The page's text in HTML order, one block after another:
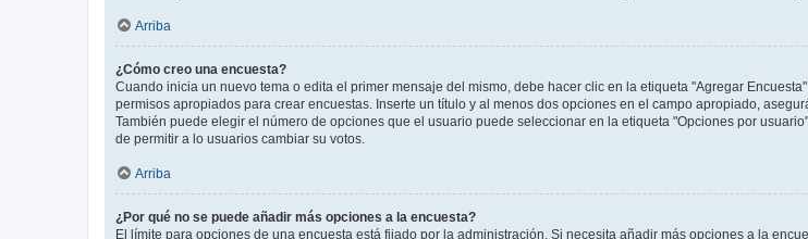
Arriba
¿Cómo creo una encuesta?
Cuando inicia un nuevo tema o edita el primer mensaje del mismo, debe hacer clic en la etiqueta "Agregar
permisos apropiados para crear encuestas. Inserte un título y al menos dos opciones en el campo apropiado,
También puede elegir el número de opciones que el usuario puede seleccionar en la etiqueta "Opciones por
de permitir a lo usuarios cambiar su votos.
Arriba
¿Por qué no se puede añadir más opciones a la encuesta?
El límite para opciones de una encuesta está fijado por la administración. Si necesita añadir más opciones a la